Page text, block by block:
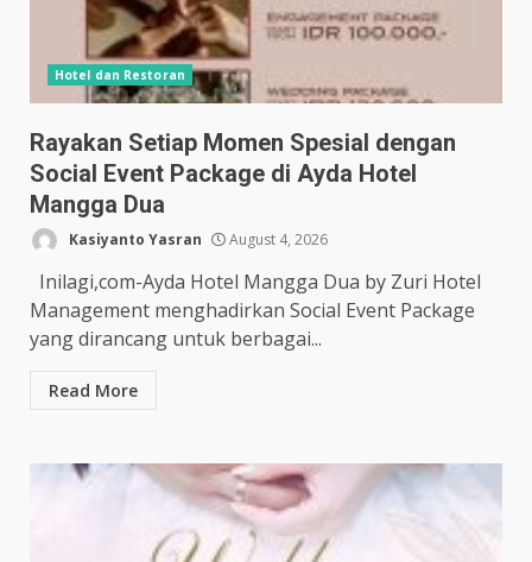
Hotel dan Restoran
Rayakan Setiap Momen Spesial dengan
Social Event Package di Ayda Hotel
Mangga Dua
Kasiyanto Yasran August 4, 2026
Inilagi,com-Ayda Hotel Mangga Dua by Zuri Hotel
Management menghadirkan Social Event Package
yang dirancang untuk berbagai...
Read More